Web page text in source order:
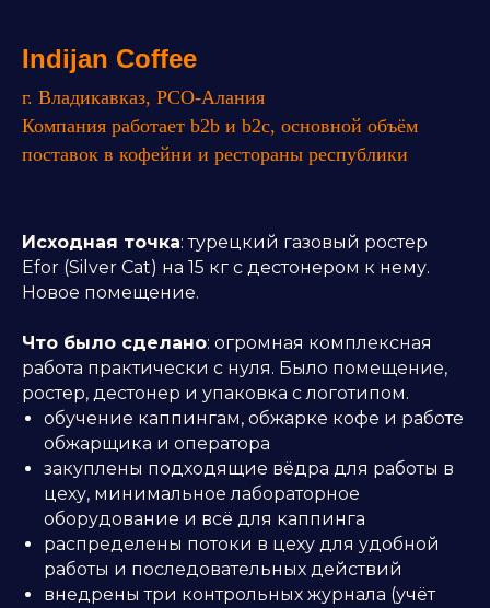
Indijan Coffee
г. Владикавказ, РСО-Алания
Компания работает b2b и b2c, основной объём
поставок в кофейни и рестораны республики
Исходная точка: турецкий газовый ростер
Efor (Silver Cat) на 15 кг с дестонером к нему.
Новое помещение.
Что было сделано: огромная комплексная
работа практически с нуля. Было помещение,
ростер, дестонер и упаковка с логотипом.
обучение каппингам, обжарке кофе и работе
обжарщика и оператора
закуплены подходящие вёдра для работы в
цеху, минимальное лабораторное
оборудование и всё для каппинга
распределены потоки в цеху для удобной
работы и последовательных действий
внедрены три контрольных журнала (учёт